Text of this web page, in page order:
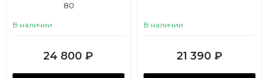
80
В наличии
24 800 ₽
В наличии
21 390 ₽